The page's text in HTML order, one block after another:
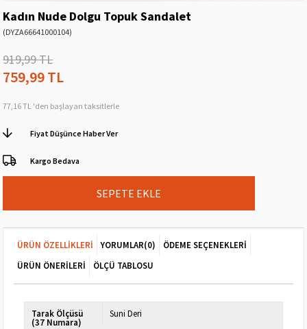
Kadın Nude Dolgu Topuk Sandalet
(DYZA66641000104)
919,99 TL
759,99 TL
77,16 TL 'den başlayan taksitlerle
Fiyat Düşünce Haber Ver
Kargo Bedava
ÜRÜN ÖZELLIKLERI YORUMLAR(0)
ÖDEME SEÇENEKLERI
ÜRÜN ÖNERILERI
ÖLÇÜ TABLOSU
Tarak Ölçüsü
(37 Numara)
Suni Deri